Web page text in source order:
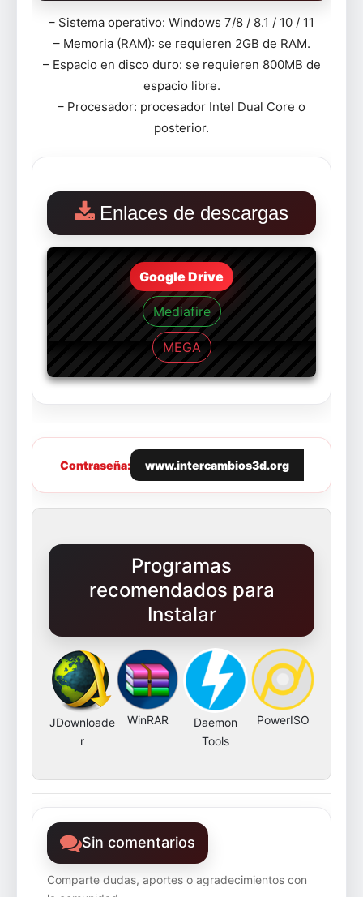
– Sistema operativo: Windows 7/8 / 8.1 / 10 / 11
– Memoria (RAM): se requieren 2GB de RAM.
– Espacio en disco duro: se requieren 800MB de
espacio libre.
– Procesador: procesador Intel Dual Core o
posterior.
Enlaces de descargas
Google Drive
Mediafire
MEGA
Contraseña: www.intercambios3d.org
Programas
recomendados para
Instalar
JDownloade
r
WinRAR
Daemon
Tools
PowerISO
Sin comentarios
Comparte dudas, aportes o agradecimientos con